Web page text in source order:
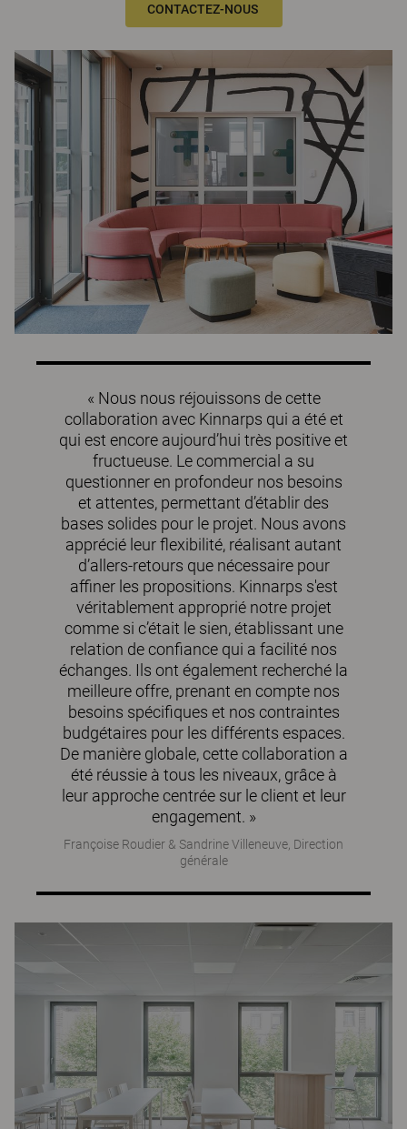
CONTACTEZ-NOUS
« Nous nous réjouissons de cette
collaboration avec Kinnarps qui a été et
qui est encore aujourd’hui très positive et
fructueuse. Le commercial a su
questionner en profondeur nos besoins
et attentes, permettant d’établir des
bases solides pour le projet. Nous avons
apprécié leur flexibilité, réalisant autant
d’allers-retours que nécessaire pour
affiner les propositions. Kinnarps s'est
véritablement approprié notre projet
comme si c’était le sien, établissant une
relation de confiance qui a facilité nos
échanges. Ils ont également recherché la
meilleure offre, prenant en compte nos
besoins spécifiques et nos contraintes
budgétaires pour les différents espaces.
De manière globale, cette collaboration a
été réussie à tous les niveaux, grâce à
leur approche centrée sur le client et leur
engagement. »
Françoise Roudier & Sandrine Villeneuve, Direction
générale